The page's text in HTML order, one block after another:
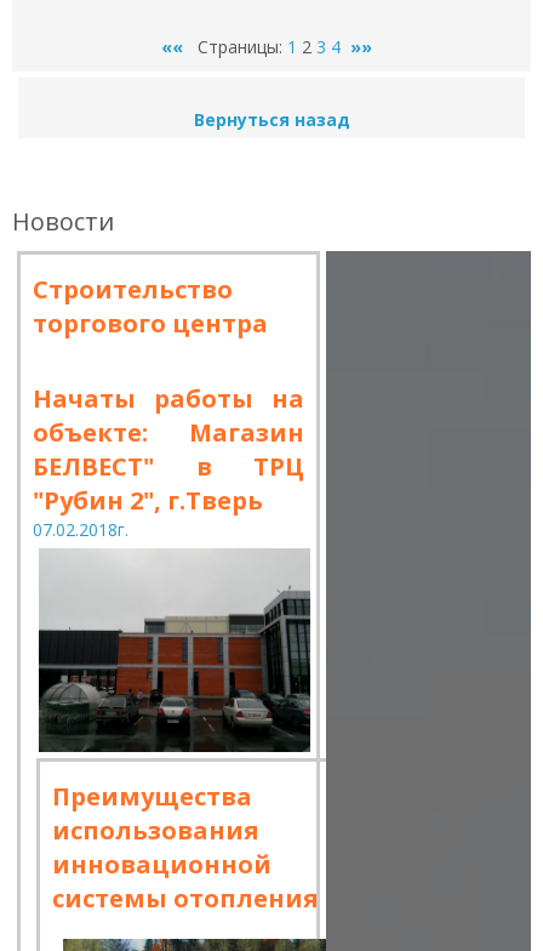
«« Страницы: 1 2 3 4 »»
Вернуться назад
Новости
Строительство
торгового центра
Начаты работы на
объекте: Магазин
БЕЛВЕСТ" в ТРЦ
"Рубин 2", г.Тверь
07.02.2018г.
Преимущества
использования
инновационной
системы отопления